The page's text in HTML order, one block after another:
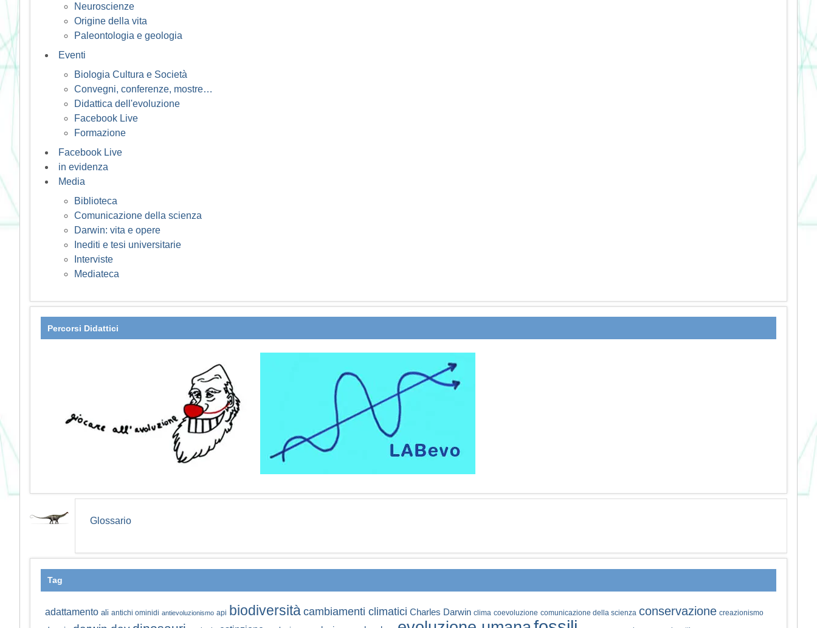
Neuroscienze
Origine della vita
Paleontologia e geologia
Eventi
Biologia Cultura e Società
Convegni, conferenze, mostre…
Didattica dell'evoluzione
Facebook Live
Formazione
Facebook Live
in evidenza
Media
Biblioteca
Comunicazione della scienza
Darwin: vita e opere
Inediti e tesi universitarie
Interviste
Mediateca
Percorsi Didattici
Glossario
Tag
adattamento ali antichi ominidi antievoluzionismo api biodiversitàcambiamenti climatici Charles Darwin clima coevoluzione comunicazione della scienza conservazione creazionismo